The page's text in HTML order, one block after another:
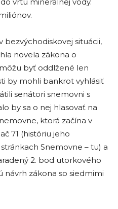
bezvýchodiskovej situácii,
novela zákona o
byť oddlžené len
by mohli bankrot vyhlásiť
senátori snemovni s
by sa o nej hlasovať na
ktorá začína v
71 (históriu jeho
Snemovne – tu) a
2. bod utorkového
návrh zákona so siedmimi